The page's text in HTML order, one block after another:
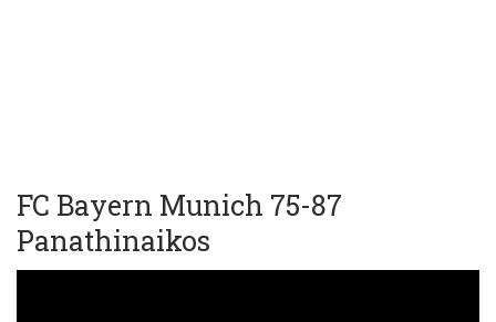
FC Bayern Munich 75-87
Panathinaikos